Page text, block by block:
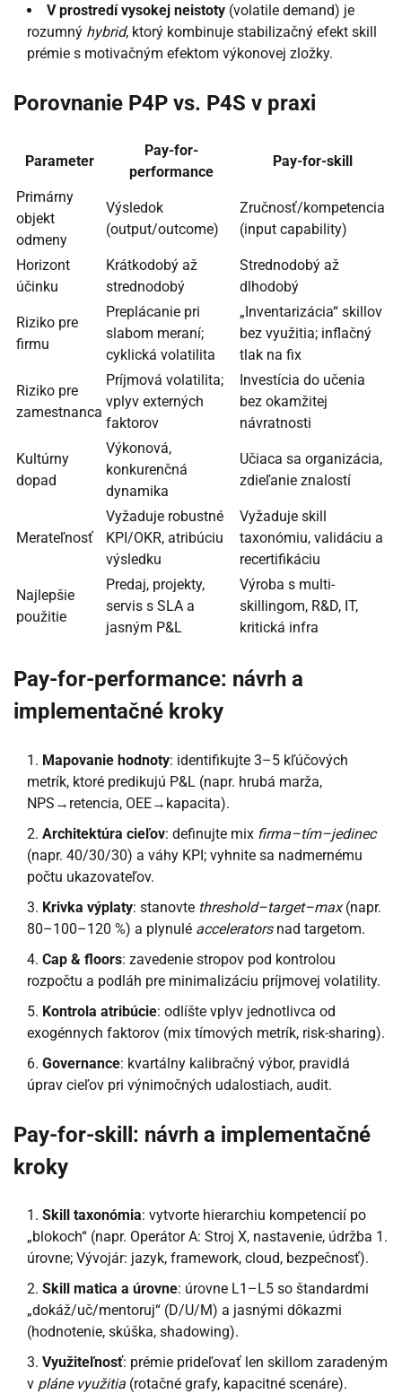
V prostredí vysokej neistoty (volatile demand) je
rozumný hybrid, ktorý kombinuje stabilizačný efekt skill
prémie s motivačným efektom výkonovej zložky.
Porovnanie P4P vs. P4S v praxi
Parameter
Pay-for-
performance
Pay-for-skill
Primárny
objekt
odmeny
Výsledok
(output/outcome)
Zručnosť/kompetencia
(input capability)
Horizont
účinku
Krátkodobý až
strednodobý
Strednodobý až
dlhodobý
Riziko pre
firmu
Preplácanie pri
slabom meraní;
cyklická volatilita
„Inventarizácia“ skillov
bez využitia; inflačný
tlak na fix
Riziko pre
zamestnanca
Príjmová volatilita;
vplyv externých
faktorov
Investícia do učenia
bez okamžitej
návratnosti
Kultúrny
dopad
Výkonová,
konkurenčná
dynamika
Učiaca sa organizácia,
zdieľanie znalostí
Merateľnosť
Vyžaduje robustné
KPI/OKR, atribúciu
výsledku
Vyžaduje skill
taxonómiu, validáciu a
recertifikáciu
Najlepšie
použitie
Predaj, projekty,
servis s SLA a
jasným P&L
Výroba s multi-
skillingom, R&D, IT,
kritická infra
Pay-for-performance: návrh a
implementačné kroky
Mapovanie hodnoty: identifikujte 3–5 kľúčových
metrík, ktoré predikujú P&L (napr. hrubá marža,
NPS→retencia, OEE→kapacita).
Architektúra cieľov: definujte mix firma–tím–jedinec
(napr. 40/30/30) a váhy KPI; vyhnite sa nadmernému
počtu ukazovateľov.
Krivka výplaty: stanovte threshold–target–max(napr.
80–100–120 %) a plynulé acceleratorsnad targetom.
Cap & floors: zavedenie stropov pod kontrolou
rozpočtu a podláh pre minimalizáciu príjmovej volatility.
Kontrola atribúcie: odlíšte vplyv jednotlivca od
exogénnych faktorov (mix tímových metrík, risk-sharing).
Governance: kvartálny kalibračný výbor, pravidlá
úprav cieľov pri výnimočných udalostiach, audit.
Pay-for-skill: návrh a implementačné
kroky
Skill taxonómia: vytvorte hierarchiu kompetencií po
„blokoch“ (napr. Operátor A: Stroj X, nastavenie, údržba 1.
úrovne; Vývojár: jazyk, framework, cloud, bezpečnosť).
Skill matica a úrovne: úrovne L1–L5 so štandardmi
„dokáž/uč/mentoruj“ (D/U/M) a jasnými dôkazmi
(hodnotenie, skúška, shadowing).
Využiteľnosť: prémie prideľovať len skillom zaradeným
v pláne využitia (rotačné grafy, kapacitné scenáre).